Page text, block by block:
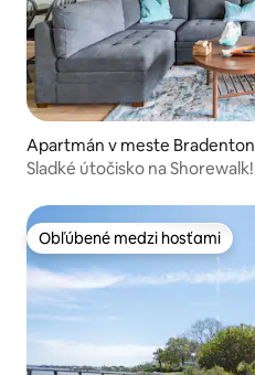
Apartmán v meste Bradenton
Sladké útočisko na Shorewalk!
Obľúbené medzi hosťami
Obľúbené medzi hosťami